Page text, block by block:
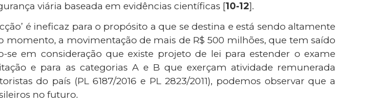
viária baseada em evidências científicas [10-12].
é ineficaz para o propósito a que se destina e está sendo altamente
momento, a movimentação de mais de R$ 500 milhões, que tem saído
se em consideração que existe projeto de lei para estender o exame
e para as categorias A e B que exerçam atividade remunerada
do país (PL 6187/2016 e PL 2823/2011), podemos observar que a
no futuro.